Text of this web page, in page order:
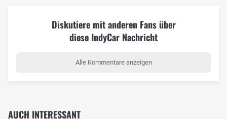
Diskutiere mit anderen Fans über
diese IndyCar Nachricht
Alle Kommentare anzeigen
AUCH INTERESSANT